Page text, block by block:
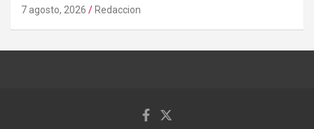
7 agosto, 2026 Redaccion